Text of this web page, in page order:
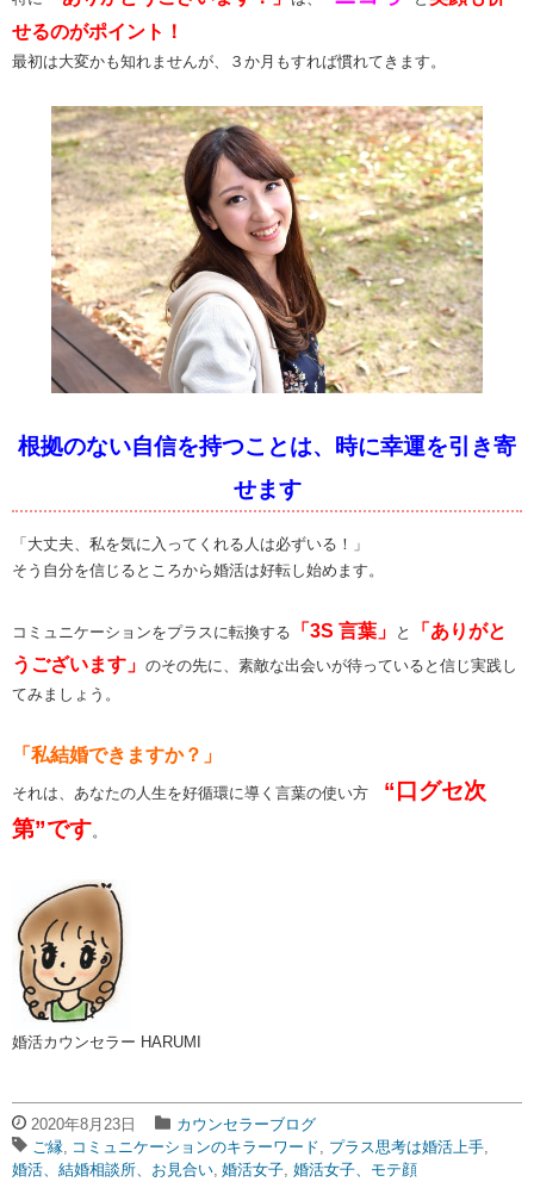
せるのがポイント！
最初は大変かも知れませんが、３か月もすれば慣れてきます。
根拠のない自信を持つことは、時に幸運を引き寄
せます
「大丈夫、私を気に入ってくれる人は必ずいる！」
そう自分を信じるところから婚活は好転し始めます。
コミュニケーションをプラスに転換する 「3S 言葉」 と
「ありがと
うございます」 のその先に、素敵な出会いが待っていると信じ実践し
てみましょう。
「私結婚できますか？」
それは、あなたの人生を好循環に導く言葉の使い方 “口グセ次
第”です。
婚活カウンセラー HARUMI
2020年8月23日
カウンセラーブログ
ご縁 コミュニケーションのキラーワード
プラス思考は婚活上手
婚活、結婚相談所、お見合い 婚活女子 婚活女子、モテ顔